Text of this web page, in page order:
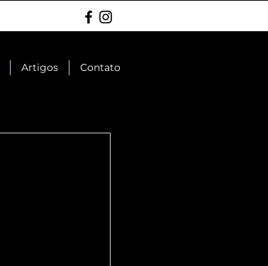
Artigos Contato